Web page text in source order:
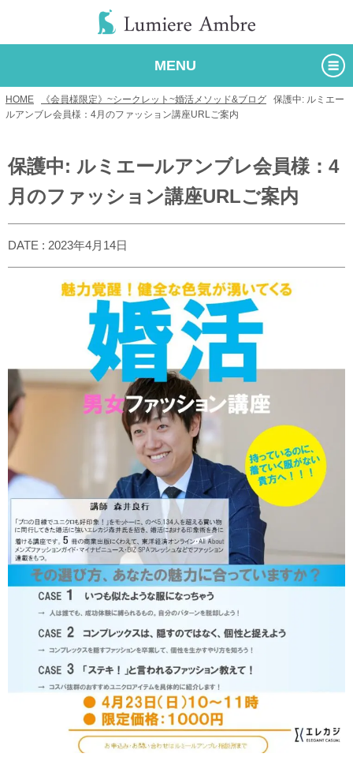
MENU
HOME 《会員様限定》~シークレット~婚活メソッド&ブログ
保護中: ルミエー
ルアンブレ会員様：4月のファッション講座URLご案内
保護中: ルミエールアンブレ会員様：4
月のファッション講座URLご案内
DATE : 2023年4月14日